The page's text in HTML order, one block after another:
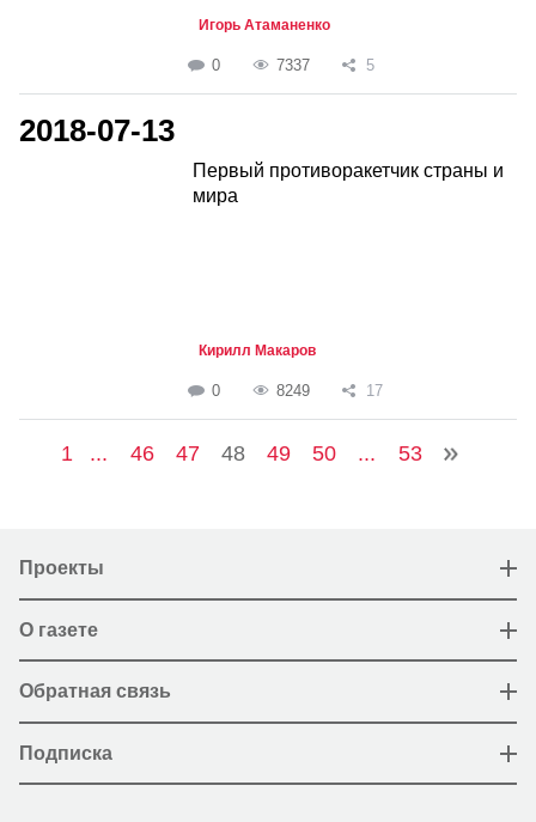
Игорь Атаманенко
0 7337 5
2018-07-13
Первый противоракетчик страны и
мира
Кирилл Макаров
0 8249 17
1 ... 46 47 48 49 50 ... 53
Проекты
О газете
Обратная связь
Подписка